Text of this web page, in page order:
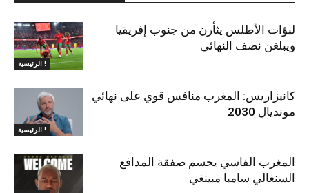
الرئيسية !
لبؤات الأطلس يثأرن من جنوب إفريقيا
ويبلغن نصف النهائي
الرئيسية !
كانيزاريس: المغرب منافس قوي على نهائي
مونديال 2030
المغرب الفاسي يحسم صفقة المدافع
السنغالي سامبا مبينغي